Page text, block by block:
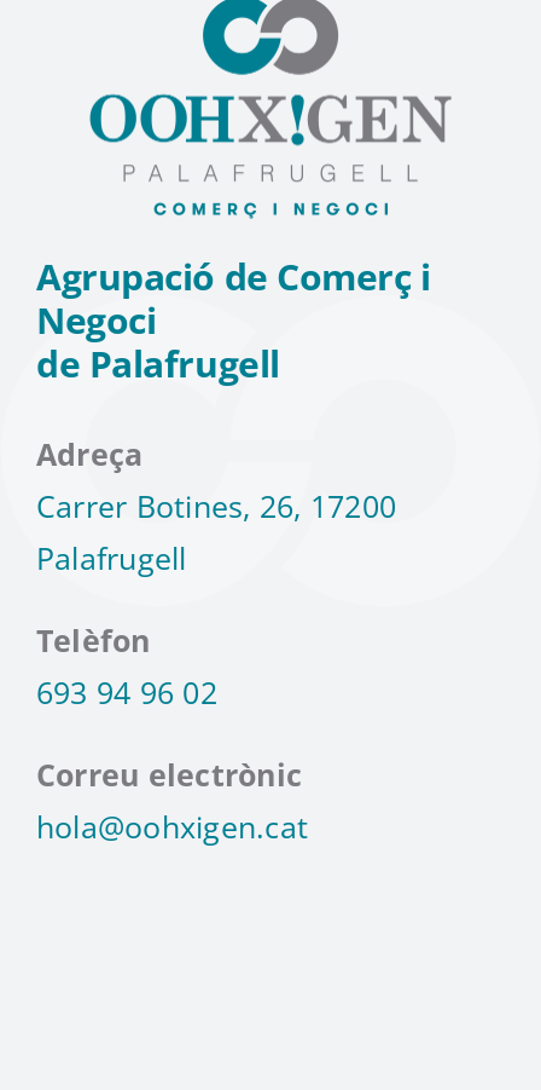
Agrupació de Comerç i
Negoci
de Palafrugell
Adreça
Carrer Botines, 26, 17200
Palafrugell
Telèfon
693 94 96 02
Correu electrònic
hola@oohxigen.cat